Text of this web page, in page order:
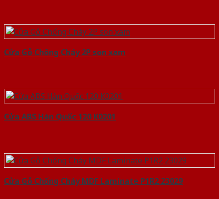
Cửa Gỗ Chống Cháy 2P son xam
Cửa ABS Hàn Quốc 120 K0201
Cửa Gỗ Chống Cháy MDF Laminate P1R2 23029